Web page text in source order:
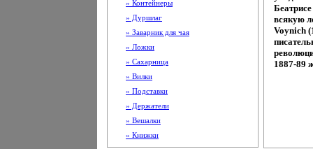
» Контейнеры
» Дуршлаг
» Заварник для чая
» Ложки
» Сахарница
» Вилки
» Подставки
» Держатели
» Вешалки
» Книжки
всякую
Voynich
1887-89